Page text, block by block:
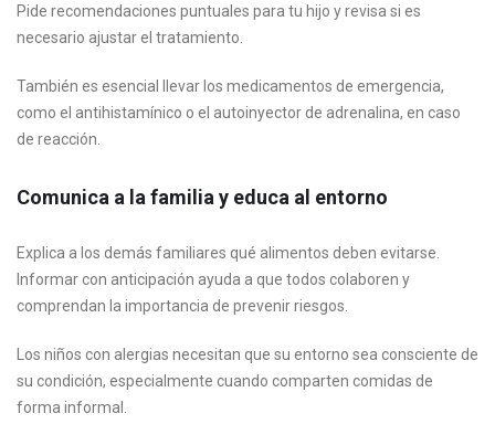
Pide recomendaciones puntuales para tu hijo y revisa si es
necesario ajustar el tratamiento.
También es esencial llevar los medicamentos de emergencia,
como el antihistamínico o el autoinyector de adrenalina, en caso
de reacción.
Comunica a la familia y educa al entorno
Explica a los demás familiares qué alimentos deben evitarse.
Informar con anticipación ayuda a que todos colaboren y
comprendan la importancia de prevenir riesgos.
Los niños con alergias necesitan que su entorno sea consciente de
su condición, especialmente cuando comparten comidas de
forma informal.